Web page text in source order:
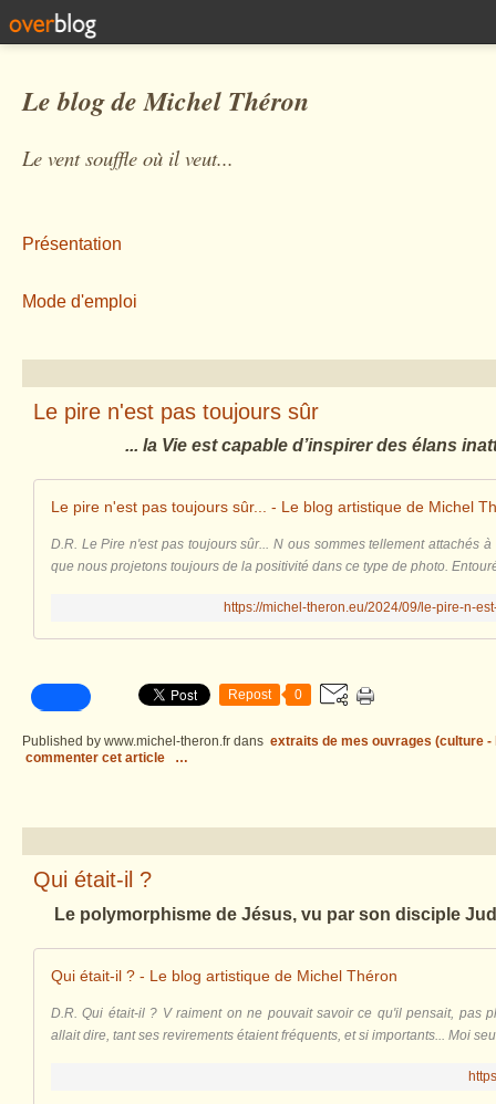
Le blog de Michel Théron
Le vent souffle où il veut...
Présentation
Mode d'emploi
Le pire n'est pas toujours sûr
... la Vie est capable d’inspirer des élans
Le pire n'est pas toujours sûr... - Le blog artistique de Michel
D.R. Le Pire n'est pas toujours sûr... N ous sommes tellement attachés
que nous projetons toujours de la positivité dans ce type de photo.
https://michel-theron.eu/2024/09/le-pire-n-
Repost 0
Published by www.michel-theron.fr dans extraits de mes ouvrages (culture
commenter cet article
…
Qui était-il ?
Le polymorphisme de Jésus, vu par son disciple
Qui était-il ? - Le blog artistique de Michel Théron
D.R. Qui était-il ? V raiment on ne pouvait savoir ce qu'il pensait, pas
allait dire, tant ses revirements étaient fréquents, et si importants... Moi